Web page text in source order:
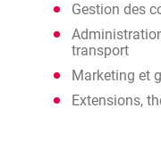
Gestion des
transport
Marketing et
Extensions,